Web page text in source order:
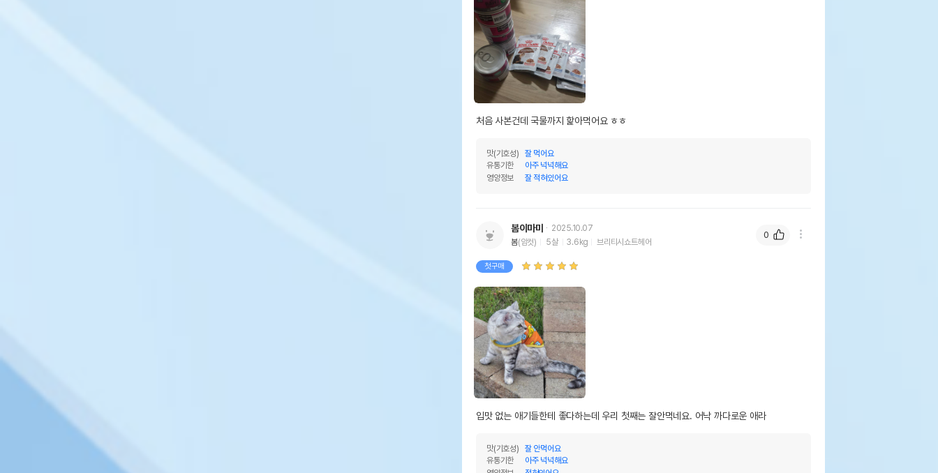
처음 사본건데 국물까지 핥아먹어요 ㅎㅎ
맛(기호성)
잘 먹어요
유통기한
아주 넉넉해요
영양정보
잘 적혀있어요
봄이마미
2025.10.07
봄(암컷) 5살 3.6kg 브리티시쇼트헤어
첫구매
입맛 없는 애기들한테 좋다하는데 우리 첫째는 잘안먹네요. 어낙 까다로운 애라
맛(기호성)
잘 안먹어요
유통기한
아주 넉넉해요
0